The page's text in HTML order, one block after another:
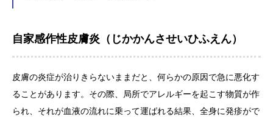
自家感作性皮膚炎（じかかんさせいひふえん）
皮膚の炎症が治りきらないままだと、何らかの原因で急に悪化す
ることがあります。その際、局所でアレルギーを起こす物質が作
られ、それが血液の流れに乗って運ばれる結果、全身に発疹がで
アクセス・駐車場